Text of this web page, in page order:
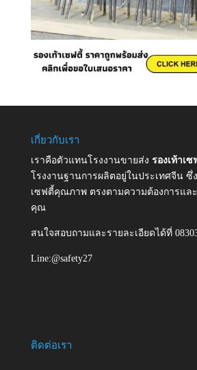
เกี่ยวกับเรา
เราคือตัวแทนโรงงานขายส่ง รองเท้าเซ
โรงงานฐานการผลิตอยู่ในประเทศจีน ซึ่
เซฟตี้คุณภาพ ตรงตามความต้องการแล
คุณ
สนใจสอบถามและรายละเอียดได้ที่
Line:@safety27
ติดต่อเรา